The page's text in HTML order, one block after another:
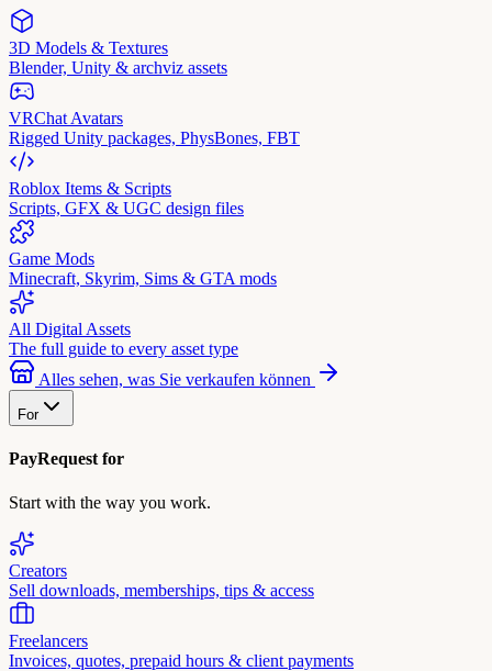
3D Models & Textures
Blender, Unity & archviz assets
VRChat Avatars
Rigged Unity packages, PhysBones, FBT
Roblox Items & Scripts
Scripts, GFX & UGC design files
Game Mods
Minecraft, Skyrim, Sims & GTA mods
All Digital Assets
The full guide to every asset type
Alles sehen, was Sie verkaufen können
For
PayRequest for
Start with the way you work.
Creators
Sell downloads, memberships, tips & access
Freelancers
Invoices, quotes, prepaid hours & client payments